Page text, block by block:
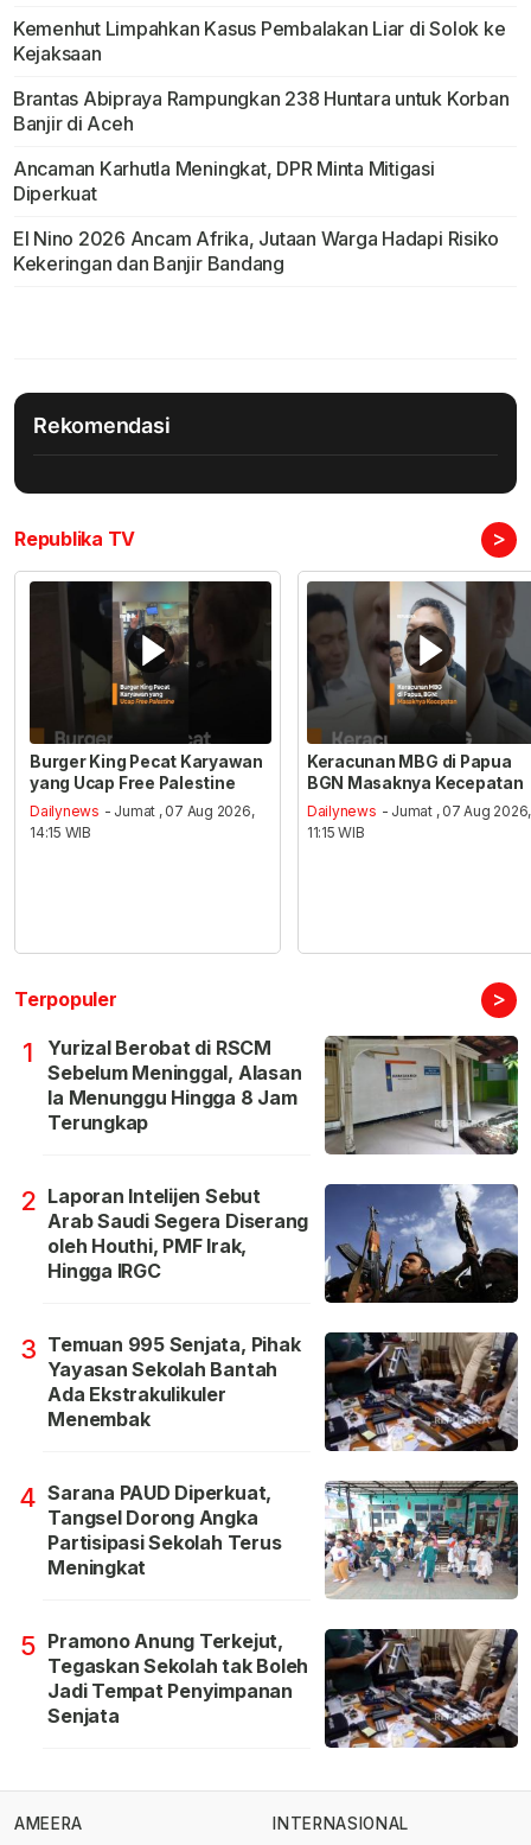
Kemenhut Limpahkan Kasus Pembalakan Liar di Solok ke
Kejaksaan
Brantas Abipraya Rampungkan 238 Huntara untuk Korban
Banjir di Aceh
Ancaman Karhutla Meningkat, DPR Minta Mitigasi
Diperkuat
El Nino 2026 Ancam Afrika, Jutaan Warga Hadapi Risiko
Kekeringan dan Banjir Bandang
Rekomendasi
Republika TV >
Burger King Pecat Karyawan
yang Ucap Free Palestine
Dailynews - Jumat , 07 Aug 2026,
14:15 WIB
Keracunan MBG di Papua
BGN Masaknya Kecepatan
Dailynews - Jumat , 07 Aug 2026,
11:15 WIB
Terpopuler >
1
Yurizal Berobat di RSCM
Sebelum Meninggal, Alasan
Ia Menunggu Hingga 8 Jam
Terungkap
2 Laporan Intelijen Sebut
Arab Saudi Segera Diserang
oleh Houthi, PMF Irak,
Hingga IRGC
3 Temuan 995 Senjata, Pihak
Yayasan Sekolah Bantah
Ada Ekstrakulikuler
Menembak
4 Sarana PAUD Diperkuat,
Tangsel Dorong Angka
Partisipasi Sekolah Terus
Meningkat
5 Pramono Anung Terkejut,
Tegaskan Sekolah tak Boleh
Jadi Tempat Penyimpanan
Senjata
AMEERA INTERNASIONAL